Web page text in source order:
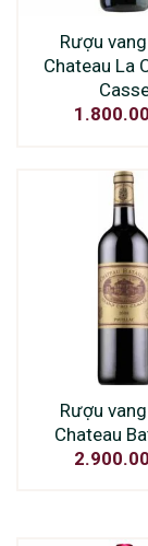
Rượu
Chateau La
Rượu
Chateau